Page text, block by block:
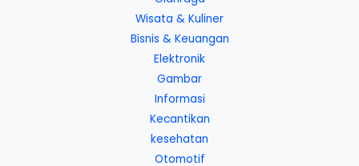
Wisata & Kuliner
Bisnis & Keuangan
Elektronik
Gambar
Informasi
Kecantikan
kesehatan
Otomotif